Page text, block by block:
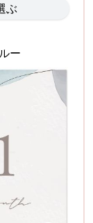
ぶ
ー